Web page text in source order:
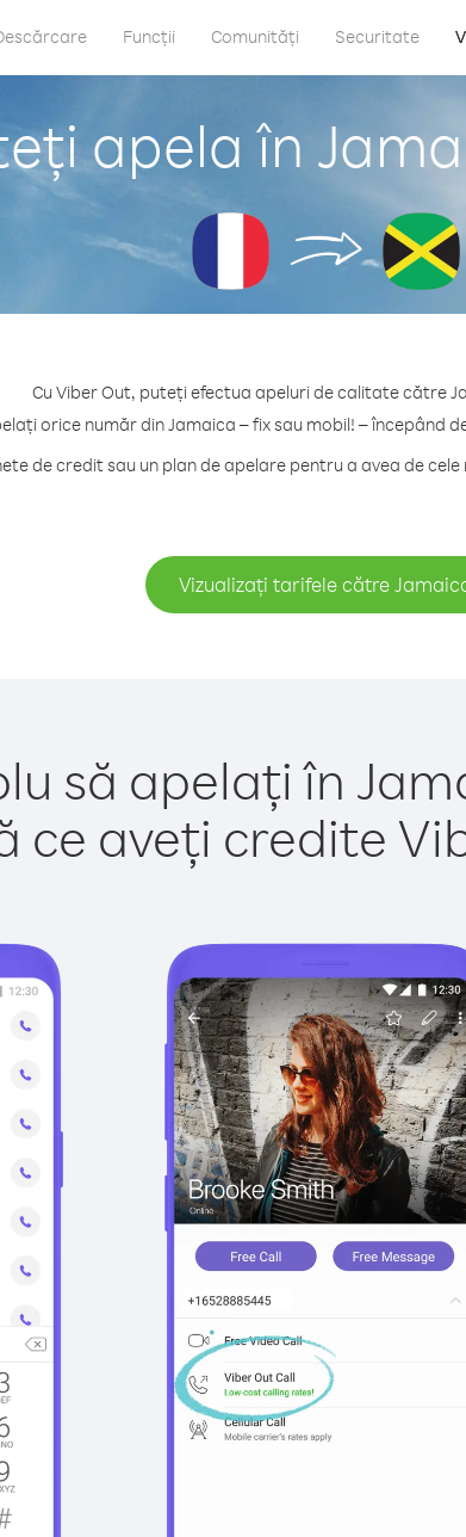
Funcții Comunități Securitate
apela în
Cu Viber Out, puteți efectua apeluri de calitate către
orice număr din Jamaica – fix sau mobil! – începând
de credit sau un plan de apelare pentru a avea de
Vizualizați tarifele către
să apelați în
ce aveți credite